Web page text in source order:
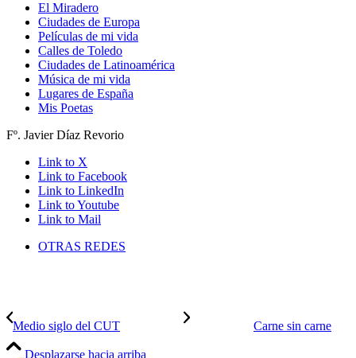
El Miradero
Ciudades de Europa
Películas de mi vida
Calles de Toledo
Ciudades de Latinoamérica
Música de mi vida
Lugares de España
Mis Poetas
Fº. Javier Díaz Revorio
Link to X
Link to Facebook
Link to LinkedIn
Link to Youtube
Link to Mail
OTRAS REDES
Medio siglo del CUT Carne sin carne
Desplazarse hacia arriba